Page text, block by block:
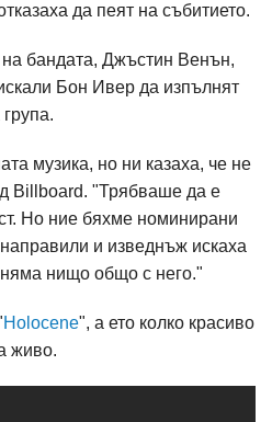
да пеят на събитието.
бандата, Джъстин Венън,
Бон Ивер да изпълнят
музика, но ни казаха, че не
Billboard. "Трябваше да е
Но ние бяхме номинирани
и изведнъж искаха
нищо общо с него."
Holocene", a ето колко красиво
живо.